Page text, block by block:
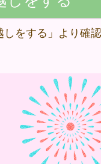
をする」より確